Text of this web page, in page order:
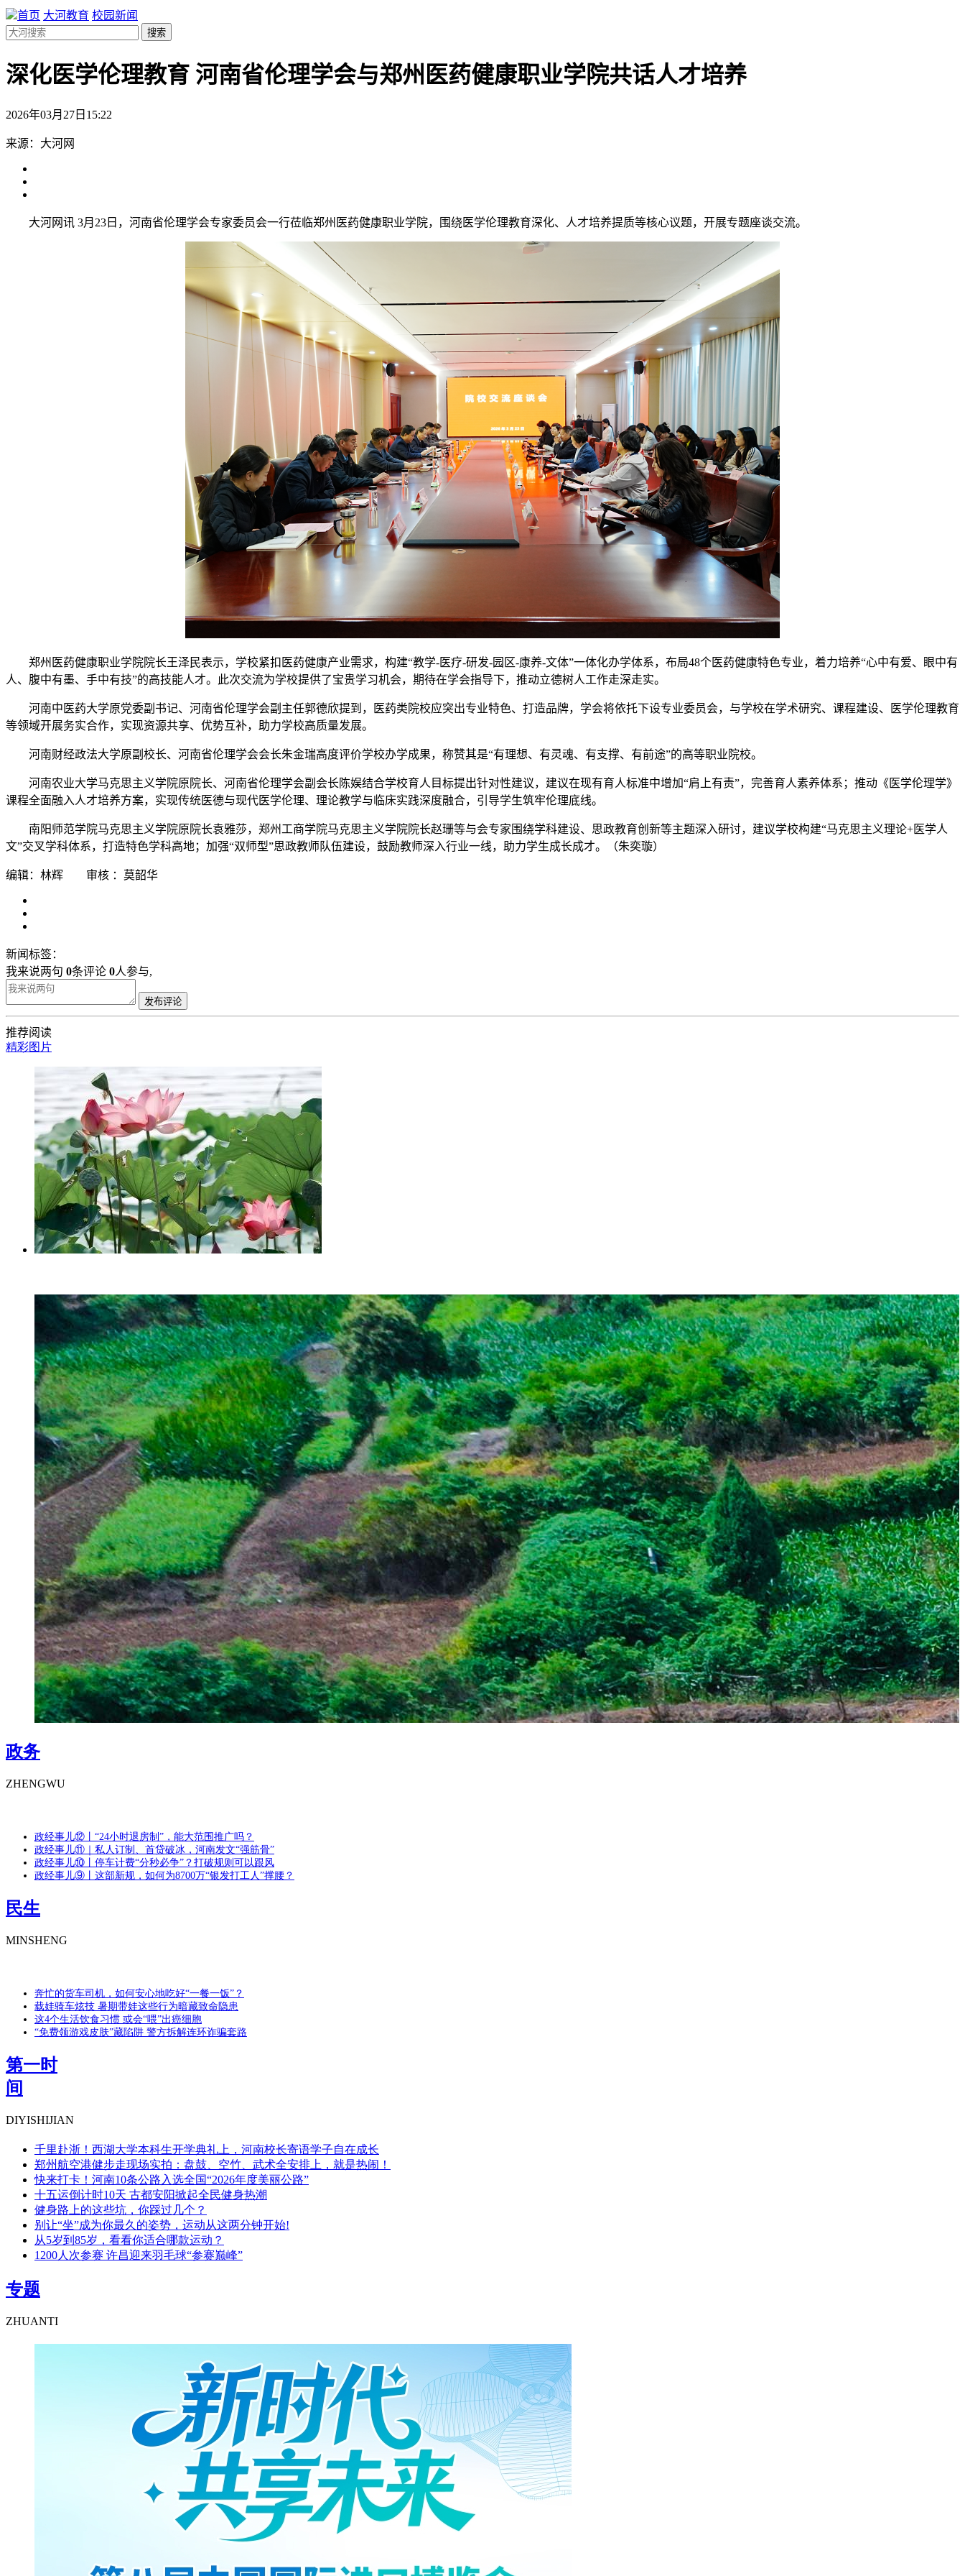
首页 大河教育 校园新闻
搜索
深化医学伦理教育 河南省伦理学会与郑州医药健康职业学院共话人才培养
2026年03月27日15:22
来源：大河网
大河网讯 3月23日，河南省伦理学会专家委员会一行莅临郑州医药健康职业学院，围绕医学伦理教育深化、人才培养提质等核心议题，开展专题座谈交流。
郑州医药健康职业学院院长王泽民表示，学校紧扣医药健康产业需求，构建“教学-医疗-研发-园区-康养-文体”一体化办学体系，布局48个医药健康特色专业，着力培养“心中有爱、眼中有
人、腹中有墨、手中有技”的高技能人才。此次交流为学校提供了宝贵学习机会，期待在学会指导下，推动立德树人工作走深走实。
河南中医药大学原党委副书记、河南省伦理学会副主任郭德欣提到，医药类院校应突出专业特色、打造品牌，学会将依托下设专业委员会，与学校在学术研究、课程建设、医学伦理教育
等领域开展务实合作，实现资源共享、优势互补，助力学校高质量发展。
河南财经政法大学原副校长、河南省伦理学会会长朱金瑞高度评价学校办学成果，称赞其是“有理想、有灵魂、有支撑、有前途”的高等职业院校。
河南农业大学马克思主义学院原院长、河南省伦理学会副会长陈娱结合学校育人目标提出针对性建议，建议在现有育人标准中增加“肩上有责”，完善育人素养体系；推动《医学伦理学》
课程全面融入人才培养方案，实现传统医德与现代医学伦理、理论教学与临床实践深度融合，引导学生筑牢伦理底线。
南阳师范学院马克思主义学院原院长袁雅莎，郑州工商学院马克思主义学院院长赵珊等与会专家围绕学科建设、思政教育创新等主题深入研讨，建议学校构建“马克思主义理论+医学人
文”交叉学科体系，打造特色学科高地；加强“双师型”思政教师队伍建设，鼓励教师深入行业一线，助力学生成长成才。（朱奕璇）
编辑：林辉 审核 ：莫韶华
新闻标签：
我来说两句 0条评论 0人参与,
发布评论
推荐阅读